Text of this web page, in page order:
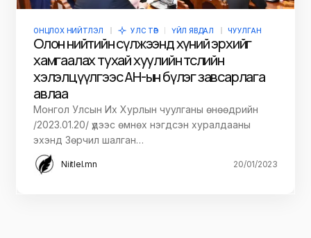
ОНЦЛОХ НИЙТЛЭЛ УЛС ТӨР ҮЙЛ ЯВДАЛ ЧУУЛГАН
Олон нийтийн сүлжээнд хүний эрхийг
хамгаалах тухай хуулийн төслийн
хэлэлцүүлгээс АН-ын бүлэг завсарлага
авлаа
Монгол Улсын Их Хурлын чуулганы өнөөдрийн
/2023.01.20/ үдээс өмнөх нэгдсэн хуралдааны
эхэнд Зөрчил шалган…
Niitlel.mn 20/01/2023